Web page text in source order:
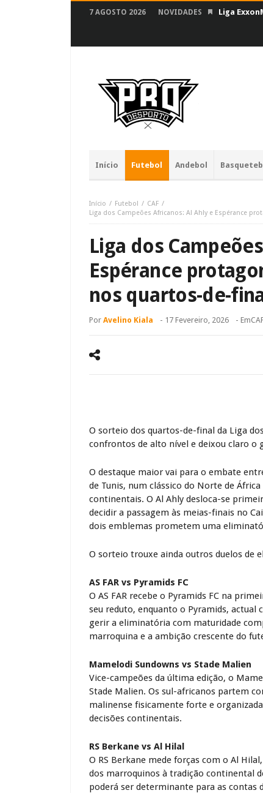
7 AGOSTO 2026 NOVIDADES Liga
Início Futebol Andebol
Início Futebol
CAF
Liga dos Campeões Africanos: Al Ahly e Espérance
Liga dos
Espérance
nos quartos-de-
Por Avelino Kiala - 17 Fevereiro, 2026 - EmCAF
O sorteio dos quartos-de-final da Liga
confrontos de alto nível e deixou claro o
O destaque maior vai para o embate
de Tunis, num clássico do Norte de
continentais. O Al Ahly desloca-se
decidir a passagem às meias-finais no
dois emblemas prometem uma
O sorteio trouxe ainda outros duelos de
AS FAR vs Pyramids FC
O AS FAR recebe o Pyramids FC na
seu reduto, enquanto o Pyramids,
gerir a eliminatória com maturidade
marroquina e a ambição crescente do
Mamelodi Sundowns vs Stade Malien
Vice-campeões da última edição, o
Stade Malien. Os sul-africanos partem
malinense fisicamente forte e
decisões continentais.
RS Berkane vs Al Hilal
O RS Berkane mede forças com o Al Hilal
dos marroquinos à tradição continental
poderá ser determinante para as contas